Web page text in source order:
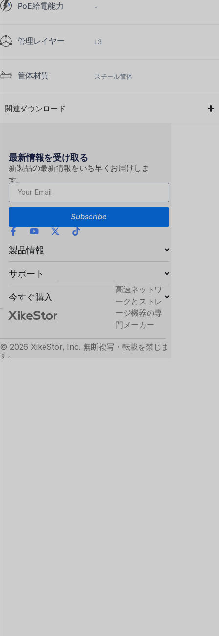
PoE給電能力 -
管理レイヤー L3
筐体材質 スチール筐体
関連ダウンロード
最新情報を受け取る
新製品の最新情報をいち早くお届けしま
す。
Subscribe
製品情報
サポート
今すぐ購入
高速ネットワ
ークとストレ
ージ機器の専
門メーカー
© 2026 XikeStor, Inc. 無断複写・転載を禁じま
す。